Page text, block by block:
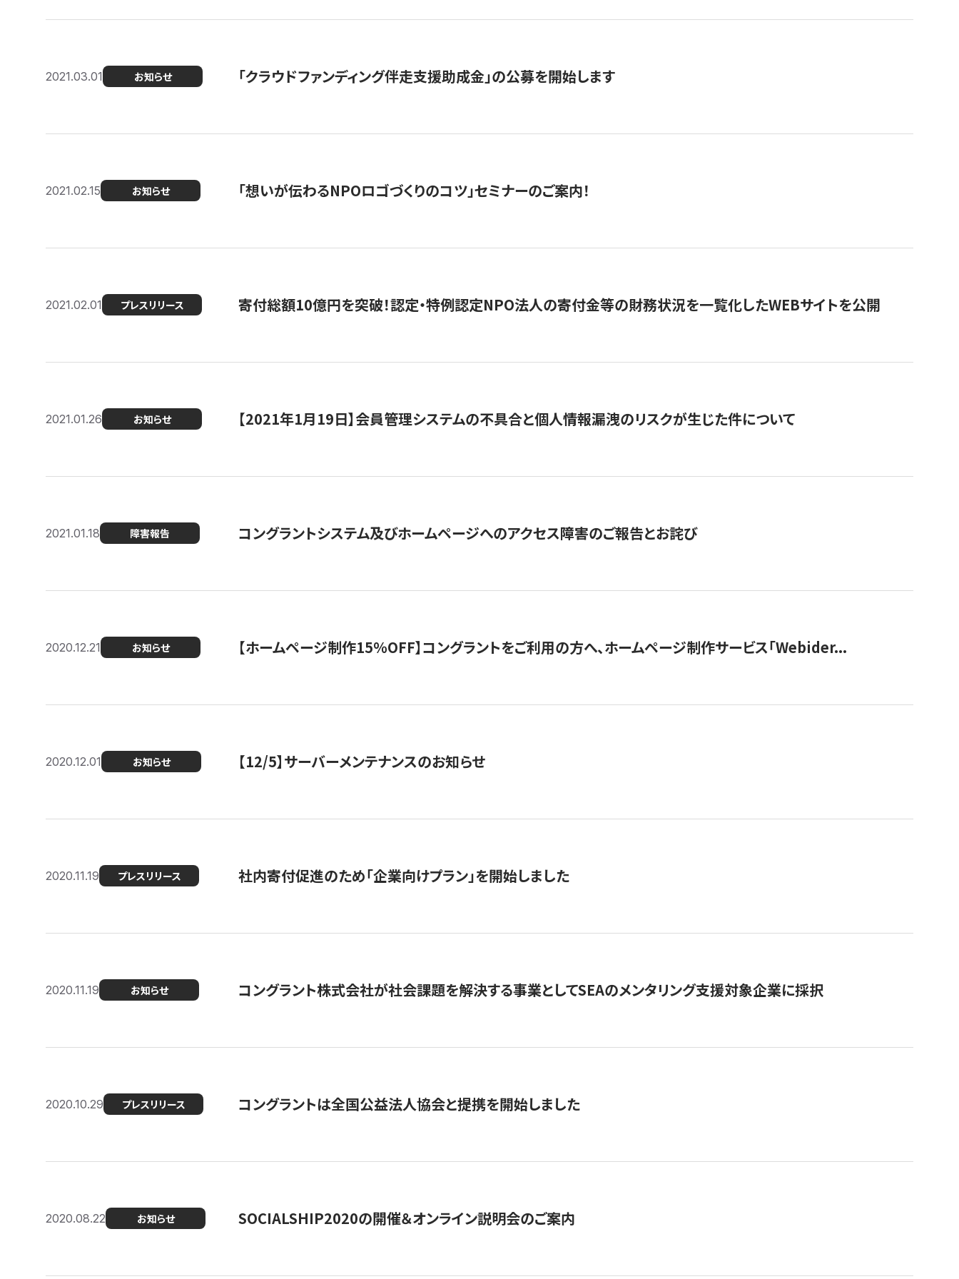
2021.03.01 お知らせ 「クラウドファンディング伴走支援助成金」の公募を開始します
2021.02.15 お知らせ 「想いが伝わるNPOロゴづくりのコツ」セミナーのご案内！
2021.02.01 プレスリリース 寄付総額10億円を突破！認定・特例認定NPO法人の寄付金等の財務状況を一覧化したWEBサイトを公開
2021.01.26 お知らせ 【2021年1月19日】会員管理システムの不具合と個人情報漏洩のリスクが生じた件について
2021.01.18 障害報告 コングラントシステム及びホームページへのアクセス障害のご報告とお詫び
2020.12.21 お知らせ 【ホームページ制作15％OFF】コングラントをご利用の方へ、ホームページ制作サービス「Webider...
2020.12.01 お知らせ 【12/5】サーバーメンテナンスのお知らせ
2020.11.19 プレスリリース 社内寄付促進のため「企業向けプラン」を開始しました
2020.11.19 お知らせ コングラント株式会社が社会課題を解決する事業としてSEAのメンタリング支援対象企業に採択
2020.10.29 プレスリリース コングラントは全国公益法人協会と提携を開始しました
2020.08.22 お知らせ SOCIALSHIP2020の開催＆オンライン説明会のご案内